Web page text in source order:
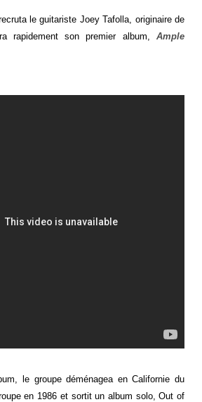
le guitariste Joey Tafolla, originaire de
rapidement son premier album, Ample
le groupe déménagea en Californie du
en 1986 et sortit un album solo, Out of